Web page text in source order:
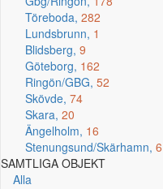
Töreboda, 282
Lundsbrunn, 1
Blidsberg, 9
Göteborg, 162
Ringön/GBG, 52
Skövde, 74
Skara, 20
Ängelholm, 16
Stenungsund/Skärhamn, 6
SAMTLIGA OBJEKT
Alla